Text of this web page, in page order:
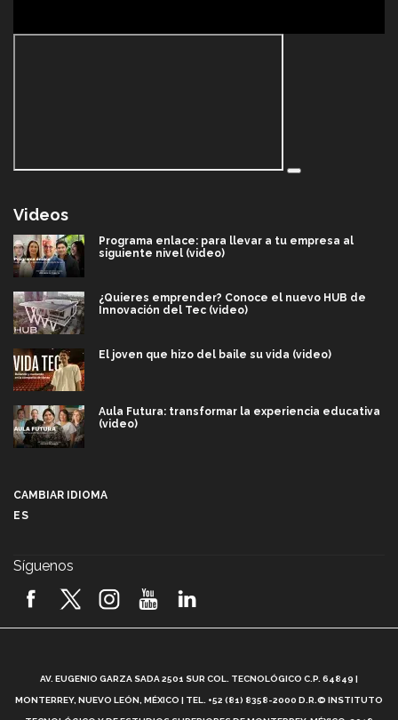
Videos
Programa enlace: para llevar a tu empresa al
siguiente nivel (video)
¿Quieres emprender? Conoce el nuevo HUB de
Innovación del Tec (video)
El joven que hizo del baile su vida (video)
Aula Futura: transformar la experiencia educativa
(video)
2026! (video)
¿Cómo es el Modelo Educativo Tec? (video)
CAMBIAR IDIOMA
ES
Síguenos
AV. EUGENIO GARZA SADA 2501 SUR COL. TECNOLÓGICO C.P. 64849 |
MONTERREY, NUEVO LEÓN, MÉXICO | TEL. +52 (81) 8358-2000 D.R.© INSTITUTO